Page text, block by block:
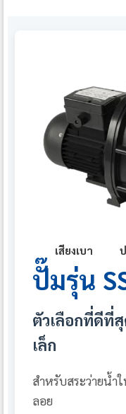
เสียงเบา
ปั๊มรุ่น
ตัวเลือกที่ดีที่
เล็ก
สำหรับสระว่ายน้ำ
ลอย